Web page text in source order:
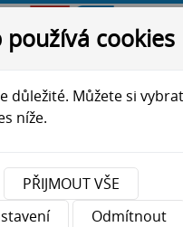
vazníky,
strana
cookies
důležité. Můžete si
níže.
PŘIJMOUT VŠE
Odmítnout